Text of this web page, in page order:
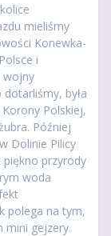
mieliśmy
Konewka-
i
wojny
była
Polskiej,
Później
Dolinie Pilicy
piękno przyrody
woda
polega na tym,
mini gejzery.